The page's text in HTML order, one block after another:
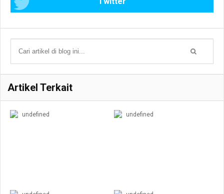
Artikel Terkait
undefined undefined